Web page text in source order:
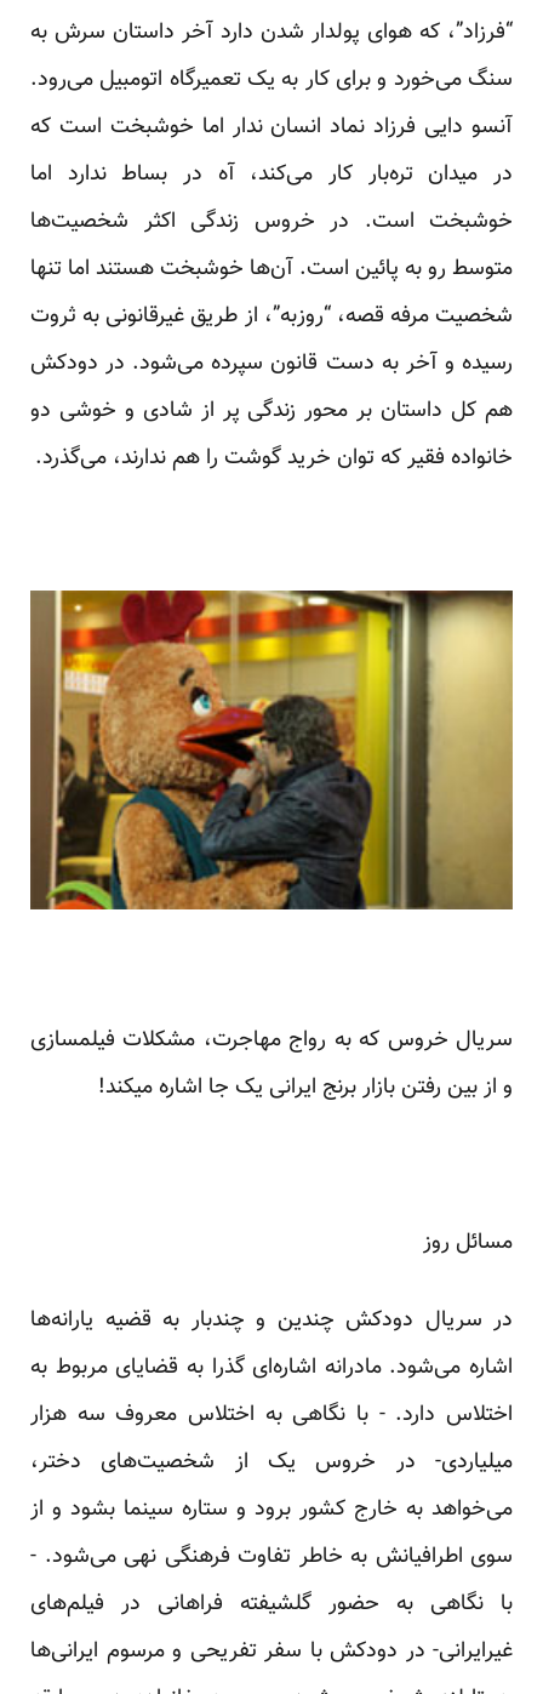
“فرزاد”، که هوای پولدار شدن دارد آخر داستان سرش به
سنگ می‌خورد و برای کار به یک تعمیرگاه اتومبیل می‌رود.
آنسو دایی فرزاد نماد انسان ندار اما خوشبخت است که
در میدان تره‌بار کار می‌کند، آه در بساط ندارد اما
خوشبخت است. در خروس زندگی اکثر شخصیت‌ها
متوسط رو به پائین است. آن‌ها خوشبخت هستند اما تنها
شخصیت مرفه قصه، “روزبه”، از طریق غیرقانونی به ثروت
رسیده و آخر به دست قانون سپرده می‌شود. در دودکش
هم کل داستان بر محور زندگی پر از شادی و خوشی دو
خانواده فقیر که توان خرید گوشت را هم ندارند، می‌گذرد.
سریال خروس که به رواج مهاجرت، مشکلات فیلمسازی
و از بین رفتن بازار برنج ایرانی یک جا اشاره میکند!
مسائل روز
در سریال دودکش چندین و چندبار به قضیه یارانه‌ها
اشاره می‌شود. مادرانه اشاره‌ای گذرا به قضایای مربوط به
اختلاس دارد. - با نگاهی به اختلاس معروف سه هزار
میلیاردی- در خروس یک از شخصیت‌های دختر،
می‌خواهد به خارج کشور برود و ستاره سینما بشود و از
سوی اطرافیانش به خاطر تفاوت فرهنگی نهی می‌شود. -
با نگاهی به حضور گلشیفته فراهانی در فیلم‌های
غیرایرانی- در دودکش با سفر تفریحی و مرسوم ایرانی‌ها